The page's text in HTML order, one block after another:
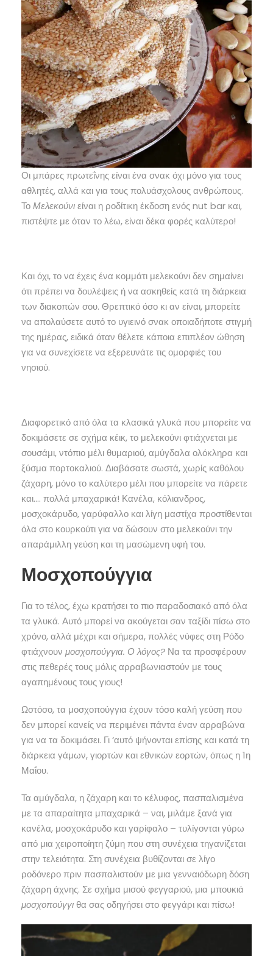
Οι μπάρες πρωτεΐνης είναι ένα σνακ όχι μόνο για τους
αθλητές, αλλά και για τους πολυάσχολους ανθρώπους.
ΤοΜελεκούνιείναι η ροδίτικη έκδοση ενός nut bar και,
πιστέψτε με όταν το λέω, είναι δέκα φορές καλύτερο!
Και όχι, το να έχεις ένα κομμάτι μελεκούνι δεν σημαίνει
ότι πρέπει να δουλέψεις ή να ασκηθείς κατά τη διάρκεια
των διακοπών σου. Θρεπτικό όσο κι αν είναι, μπορείτε
να απολαύσετε αυτό το υγιεινό σνακ οποιαδήποτε στιγμή
της ημέρας, ειδικά όταν θέλετε κάποια επιπλέον ώθηση
για να συνεχίσετε να εξερευνάτε τις ομορφιές του
νησιού.
Διαφορετικό από όλα τα κλασικά γλυκά που μπορείτε να
δοκιμάσετε σε σχήμα κέικ, το μελεκούνι φτιάχνεται με
σουσάμι, ντόπιο μέλι θυμαριού, αμύγδαλα ολόκληρα και
ξύσμα πορτοκαλιού. Διαβάσατε σωστά, χωρίς καθόλου
ζάχαρη, μόνο το καλύτερο μέλι που μπορείτε να πάρετε
και…. πολλά μπαχαρικά! Κανέλα, κόλιανδρος,
μοσχοκάρυδο, γαρύφαλλο και λίγη μαστίχα προστίθενται
όλα στο κουρκούτι για να δώσουν στο μελεκούνι την
απαράμιλλη γεύση και τη μασώμενη υφή του.
Μοσχοπούγγια
Για το τέλος, έχω κρατήσει το πιο παραδοσιακό από όλα
τα γλυκά. Αυτό μπορεί να ακούγεται σαν ταξίδι πίσω στο
χρόνο, αλλά μέχρι και σήμερα, πολλές νύφες στη Ρόδο
φτιάχνουν μοσχοπούγγια. Ο λόγος? Να τα προσφέρουν
στις πεθερές τους μόλις αρραβωνιαστούν με τους
αγαπημένους τους γιους!
Ωστόσο, τα μοσχοπούγγια έχουν τόσο καλή γεύση που
δεν μπορεί κανείς να περιμένει πάντα έναν αρραβώνα
για να τα δοκιμάσει. Γι ‘αυτό ψήνονται επίσης και κατά τη
διάρκεια γάμων, γιορτών και εθνικών εορτών, όπως η 1η
Μαΐου.
Τα αμύγδαλα, η ζάχαρη και το κέλυφος, πασπαλισμένα
με τα απαραίτητα μπαχαρικά – ναι, μιλάμε ξανά για
κανέλα, μοσχοκάρυδο και γαρίφαλο – τυλίγονται γύρω
από μια χειροποίητη ζύμη που στη συνέχεια τηγανίζεται
στην τελειότητα. Στη συνέχεια βυθίζονται σε λίγο
ροδόνερο πριν πασπαλιστούν με μια γενναιόδωρη δόση
ζάχαρη άχνης. Σε σχήμα μισού φεγγαριού, μια μπουκιά
μοσχοπούγγιθα σας οδηγήσει στο φεγγάρι και πίσω!